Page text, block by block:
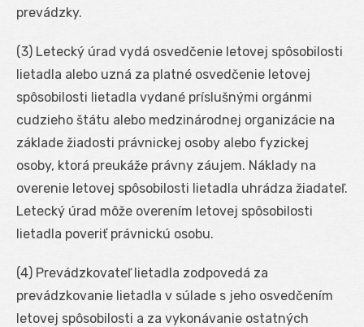
prevádzky.
(3) Letecký úrad vydá osvedčenie letovej spôsobilosti
lietadla alebo uzná za platné osvedčenie letovej
spôsobilosti lietadla vydané príslušnými orgánmi
cudzieho štátu alebo medzinárodnej organizácie na
základe žiadosti právnickej osoby alebo fyzickej
osoby, ktorá preukáže právny záujem. Náklady na
overenie letovej spôsobilosti lietadla uhrádza žiadateľ.
Letecký úrad môže overením letovej spôsobilosti
lietadla poveriť právnickú osobu.
(4) Prevádzkovateľ lietadla zodpovedá za
prevádzkovanie lietadla v súlade s jeho osvedčením
letovej spôsobilosti a za vykonávanie ostatných